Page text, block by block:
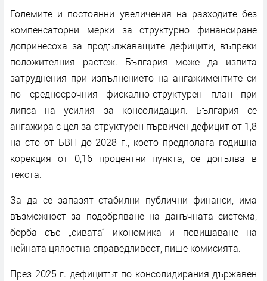
Големите и постоянни увеличения на разходите без
компенсаторни мерки за структурно финансиране
допринесоха за продължаващите дефицити, въпреки
положителния растеж. България може да изпита
затруднения при изпълнението на ангажиментите си
по средносрочния фискално-структурен план при
липса на усилия за консолидация. България се
ангажира с цел за структурен първичен дефицит от 1,8
на сто от БВП до 2028 г., което предполага годишна
корекция от 0,16 процентни пункта, се допълва в
текста.
За да се запазят стабилни публични финанси, има
възможност за подобряване на данъчната система,
борба със „сивата“ икономика и повишаване на
нейната цялостна справедливост, пише комисията.
През 2025 г. дефицитът по консолидирания държавен